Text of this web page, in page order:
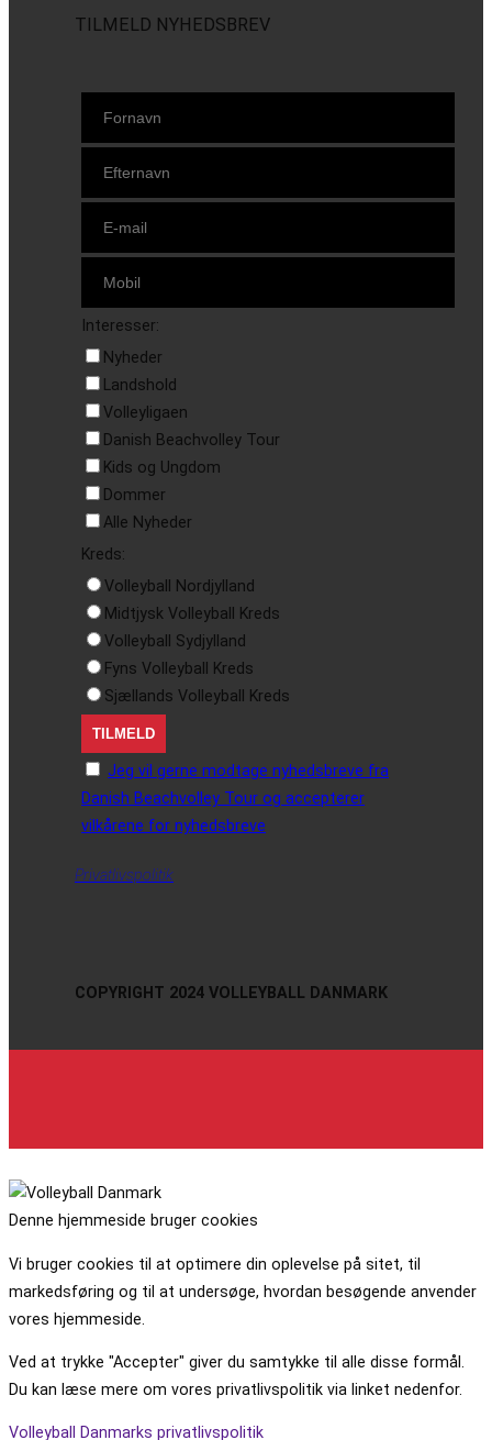
TILMELD NYHEDSBREV
Interesser:
Nyheder
Landshold
Volleyligaen
Danish Beachvolley Tour
Kids og Ungdom
Dommer
Alle Nyheder
Kreds:
Volleyball Nordjylland
Midtjysk Volleyball Kreds
Volleyball Sydjylland
Fyns Volleyball Kreds
Sjællands Volleyball Kreds
Jeg vil gerne modtage nyhedsbreve fra
Danish Beachvolley Tour og accepterer
vilkårene for nyhedsbreve
Privatlivspolitik
COPYRIGHT 2024 VOLLEYBALL DANMARK
Denne hjemmeside bruger cookies
Vi bruger cookies til at optimere din oplevelse på sitet, til
markedsføring og til at undersøge, hvordan besøgende anvender
vores hjemmeside.
Ved at trykke "Accepter" giver du samtykke til alle disse formål.
Du kan læse mere om vores privatlivspolitik via linket nedenfor.
Volleyball Danmarks privatlivspolitik